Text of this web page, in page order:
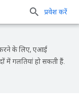
प्रवेश करें
करने के लिए, एआई
में गलतियां हो सकती हैं.